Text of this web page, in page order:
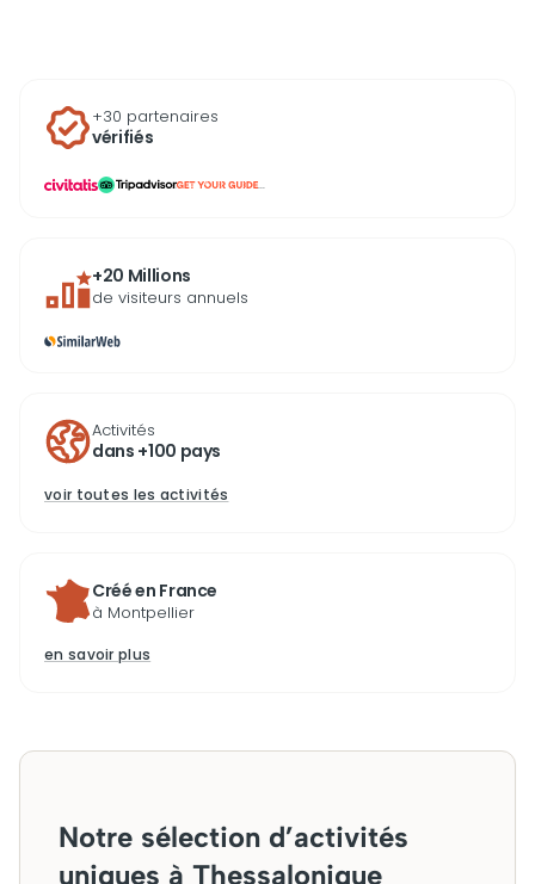
+30 partenaires
vérifiés
...
+20 Millions
de visiteurs annuels
Activités
dans +100 pays
voir toutes les activités
Créé en France
à Montpellier
en savoir plus
Notre sélection d’activités
uniques à Thessalonique